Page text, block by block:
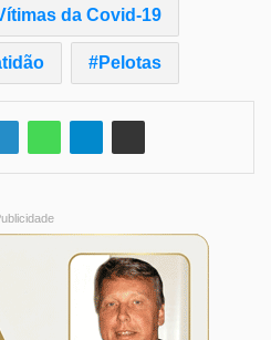
da Covid-19
Pelotas